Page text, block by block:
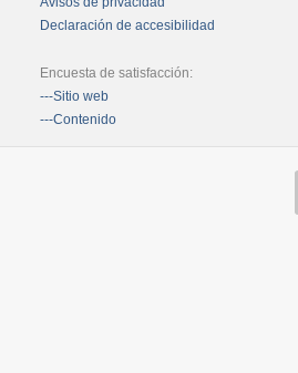
Declaración de accesibilidad
Encuesta de satisfacción:
---Sitio web
---Contenido